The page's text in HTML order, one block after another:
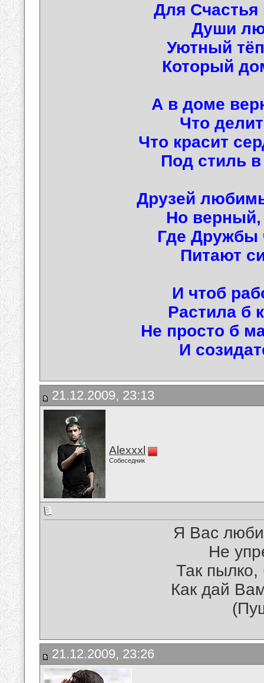
Для Счастья
Души
Уютный
Который
А в доме
Что
Что красит
Под стиль
Друзей
Но верный,
Где Дружбы
Питают
И чтоб
Растила б
Не просто б
И
21.12.2009, 23:13
Alexxxl
Собеседник
Я Вас
Не
Так
Как дай
21.12.2009, 23:26